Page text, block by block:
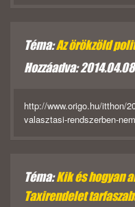
Téma:Az örökzöld
Hozzáadva:
http://www.origo.hu/itthon/
valasztasi-rendszerben-
Téma:Kik és hogyan
Taxirendelet